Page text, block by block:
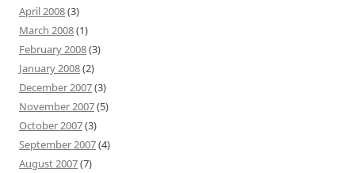
April 2008(3)
March 2008(1)
February 2008(3)
January 2008(2)
December 2007(3)
November 2007(5)
October 2007(3)
September 2007(4)
August 2007(7)